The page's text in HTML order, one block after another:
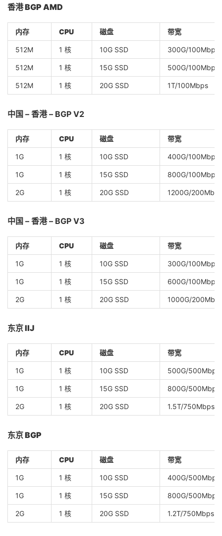
香港 BGP AMD
内存 CPU 磁盘 带宽
512M 1 核 10G SSD 300G/100Mbps
512M 1 核 15G SSD 500G/100Mbps
512M 1 核 20G SSD 1T/100Mbps
中国 – 香港 – BGP V2
内存 CPU 磁盘 带宽
1G 1 核 10G SSD 400G/100Mbps
1G 1 核 15G SSD 800G/100Mbps
2G 1 核 20G SSD 1200G/200Mbps
中国 – 香港 – BGP V3
内存 CPU 磁盘 带宽
1G 1 核 10G SSD 300G/100Mbps
1G 1 核 15G SSD 600G/100Mbps
2G 1 核 20G SSD 1000G/
东京 IIJ
内存 CPU 磁盘 带宽
1G 1 核 10G SSD 500G/500Mbps
1G 1 核 15G SSD 800G/500Mbps
2G 1 核 20G SSD 1.5T/750Mbps
东京 BGP
内存 CPU 磁盘 带宽
1G 1 核 10G SSD 400G/500Mbps
1G 1 核 15G SSD 800G/500Mbps
2G 1 核 20G SSD 1.2T/750Mbps